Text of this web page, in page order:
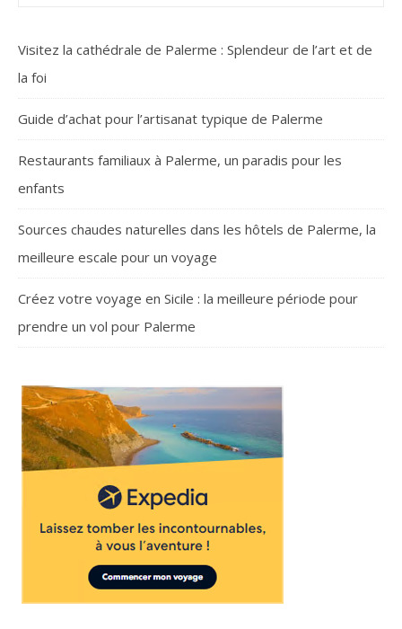
Visitez la cathédrale de Palerme : Splendeur de l’art et de
la foi
Guide d’achat pour l’artisanat typique de Palerme
Restaurants familiaux à Palerme, un paradis pour les
enfants
Sources chaudes naturelles dans les hôtels de Palerme, la
meilleure escale pour un voyage
Créez votre voyage en Sicile : la meilleure période pour
prendre un vol pour Palerme